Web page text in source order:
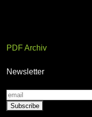
PDF Archiv
Newsletter